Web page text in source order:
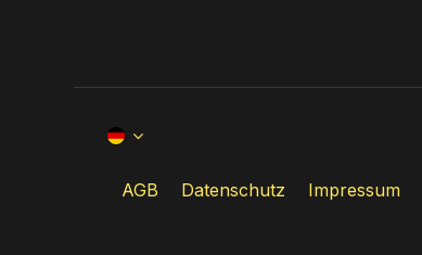
AGB Datenschutz Impressum